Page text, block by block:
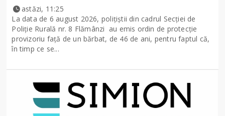
astăzi, 11:25
La data de 6 august 2026, polițiștii din cadrul Secției de
Poliție Rurală nr. 8 Flămânzi au emis ordin de protecție
provizoriu față de un bărbat, de 46 de ani, pentru faptul că,
în timp ce se...